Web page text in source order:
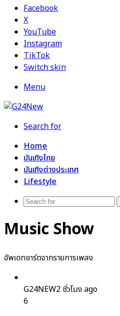
Facebook
X
YouTube
Instagram
TikTok
Switch skin
Menu
Search for
Home
บันเทิงไทย
บันเทิงต่างประเทศ
Lifestyle
Music Show
อัพเดทชาร์ตจากรายการเพลง
G24NEW2 ชั่วโมง ago
6